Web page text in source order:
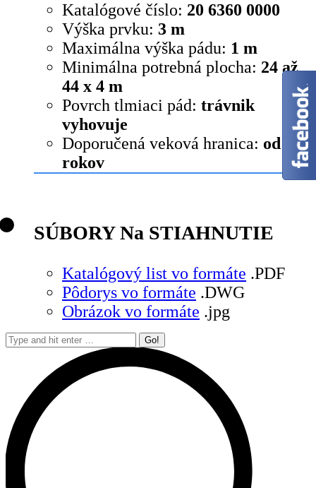
Katalógové číslo: 20 6360 0000
Výška prvku: 3 m
Maximálna výška pádu: 1 m
Minimálna potrebná plocha: 24 až
44 x 4 m
Povrch tlmiaci pád: trávnik
vyhovuje
Doporučená veková hranica: od 4
rokov
SÚBORY Na STIAHNUTIE
Katalógový list vo formáte .PDF
Pôdorys vo formáte .DWG
Obrázok vo formáte .jpg
Search: